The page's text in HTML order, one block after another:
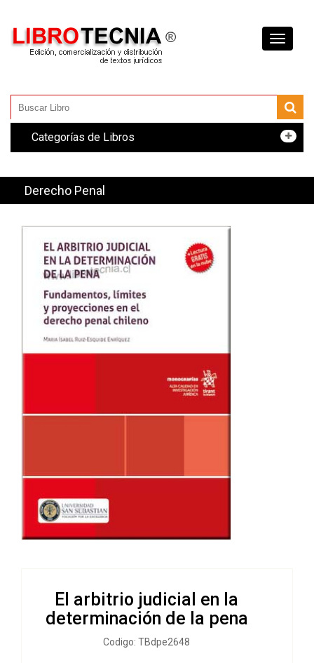
Toggle
Categorías de Libros
Derecho Penal
El arbitrio judicial en la
determinación de la pena
Codigo: TBdpe2648